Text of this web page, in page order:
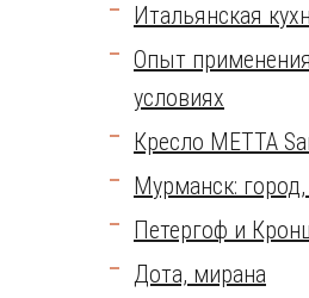
Итальянская
Опыт
условиях
Кресло METTA
Мурманск:
Петергоф и
Дота, мирана